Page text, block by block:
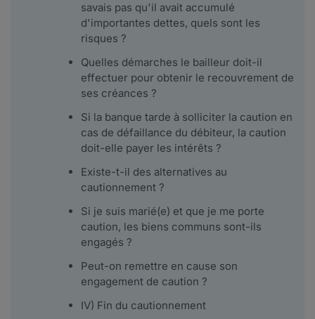
savais pas qu'il avait accumulé
d'importantes dettes, quels sont les
risques ?
Quelles démarches le bailleur doit-il
effectuer pour obtenir le recouvrement de
ses créances ?
Si la banque tarde à solliciter la caution en
cas de défaillance du débiteur, la caution
doit-elle payer les intérêts ?
Existe-t-il des alternatives au
cautionnement ?
Si je suis marié(e) et que je me porte
caution, les biens communs sont-ils
engagés ?
Peut-on remettre en cause son
engagement de caution ?
IV) Fin du cautionnement